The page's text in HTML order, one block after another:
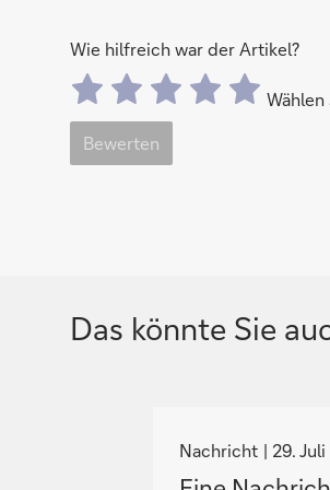
Wie hilfreich war der Artikel?
Bewerten
Das könnte Sie
a
v
Nachricht 29.